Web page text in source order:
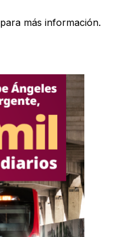
para más información.